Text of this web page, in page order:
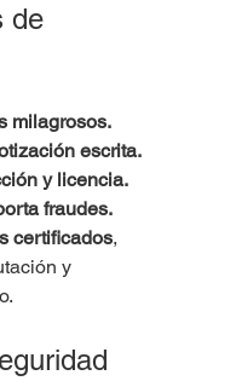
de
milagrosos.
escrita.
y licencia.
fraudes.
certificados,
y